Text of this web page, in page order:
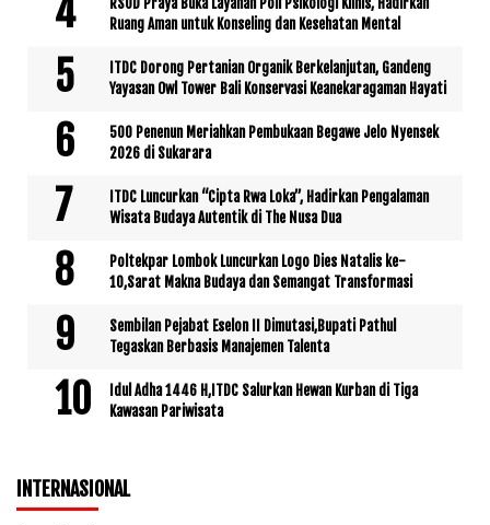
Ruang Aman untuk Konseling dan Kesehatan Mental
ITDC Dorong Pertanian Organik Berkelanjutan, Gandeng
Yayasan Owl Tower Bali Konservasi Keanekaragaman Hayati
500 Penenun Meriahkan Pembukaan Begawe Jelo Nyensek
2026 di Sukarara
ITDC Luncurkan “Cipta Rwa Loka”, Hadirkan Pengalaman
Wisata Budaya Autentik di The Nusa Dua
Poltekpar Lombok Luncurkan Logo Dies Natalis ke-
10,Sarat Makna Budaya dan Semangat Transformasi
Sembilan Pejabat Eselon II Dimutasi,Bupati Pathul
Tegaskan Berbasis Manajemen Talenta
Idul Adha 1446 H,ITDC Salurkan Hewan Kurban di Tiga
Kawasan Pariwisata
INTERNASIONAL